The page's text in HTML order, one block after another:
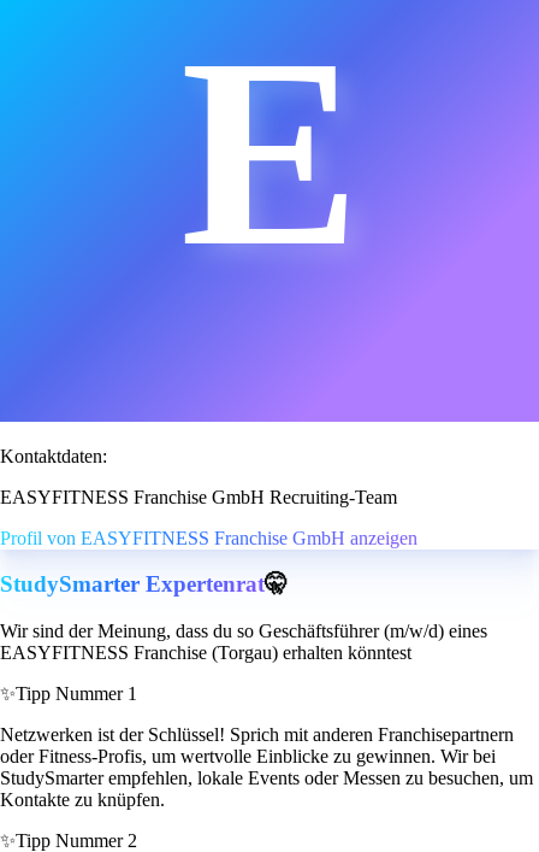
E
Kontaktdaten:
EASYFITNESS Franchise GmbH Recruiting-Team
Profil von EASYFITNESS Franchise GmbH anzeigen
StudySmarter Expertenrat🤫
Wir sind der Meinung, dass du so Geschäftsführer (m/w/d) eines
EASYFITNESS Franchise (Torgau) erhalten könntest
✨Tipp Nummer 1
Netzwerken ist der Schlüssel! Sprich mit anderen Franchisepartnern
oder Fitness-Profis, um wertvolle Einblicke zu gewinnen. Wir bei
StudySmarter empfehlen, lokale Events oder Messen zu besuchen, um
Kontakte zu knüpfen.
✨Tipp Nummer 2